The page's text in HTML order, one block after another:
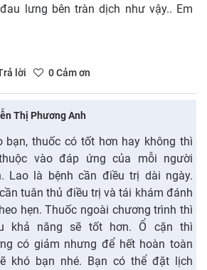
lưng bên tràn dịch như vậy.. Em
lời 0Cảm ơn
Thị Phương Anh
bạn, thuốc có tốt hơn hay không thì
vào đáp ứng của mỗi người
Lao là bệnh cần điều trị dài ngày.
tuân thủ điều trị và tái khám đánh
hẹn. Thuốc ngoài chương trình thì
khả năng sẽ tốt hơn. Ổ cặn thì
có giảm nhưng để hết hoàn toàn
khó bạn nhé. Bạn có thể đặt lịch